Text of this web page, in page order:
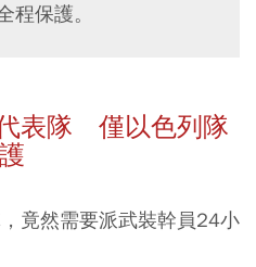
程保護。
表隊 僅以色列隊
竟然需要派武裝幹員24小